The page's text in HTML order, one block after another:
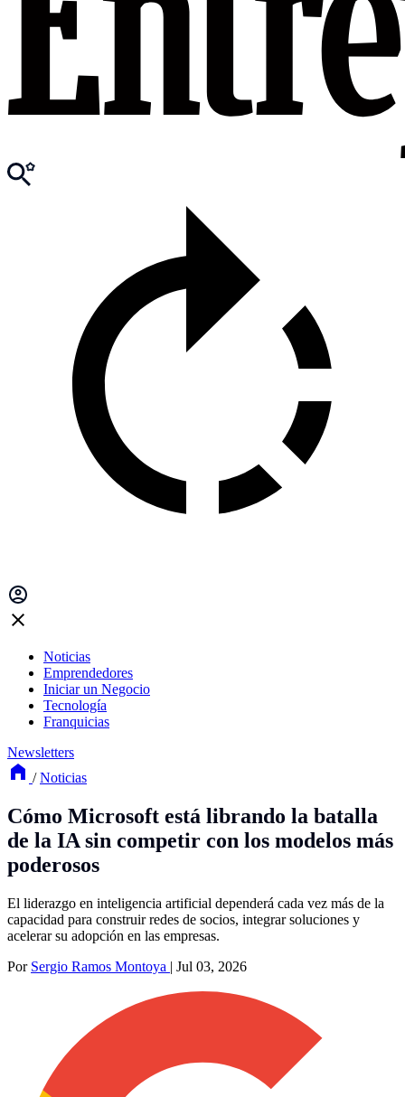
Noticias
Emprendedores
Iniciar un Negocio
Tecnología
Franquicias
Newsletters
/ Noticias
Cómo Microsoft está librando la batalla
de la IA sin competir con los modelos más
poderosos
El liderazgo en inteligencia artificial dependerá cada vez más de la
capacidad para construir redes de socios, integrar soluciones y
acelerar su adopción en las empresas.
Por Sergio Ramos Montoya | Jul 03, 2026